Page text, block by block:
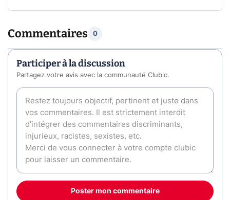
Commentaires 0
Participer à la discussion
Partagez votre avis avec la communauté Clubic.
Poster mon commentaire